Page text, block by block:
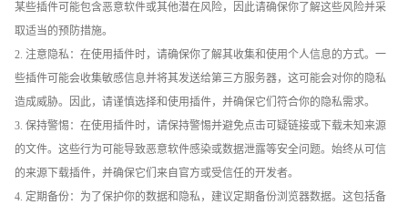
某些插件可能包含恶意软件或其他潜在风险，因此请确保你了解这些风险并采
取适当的预防措施。
2. 注意隐私：在使用插件时，请确保你了解其收集和使用个人信息的方式。一
些插件可能会收集敏感信息并将其发送给第三方服务器，这可能会对你的隐私
造成威胁。因此，请谨慎选择和使用插件，并确保它们符合你的隐私需求。
3. 保持警惕：在使用插件时，请保持警惕并避免点击可疑链接或下载未知来源
的文件。这些行为可能导致恶意软件感染或数据泄露等安全问题。始终从可信
的来源下载插件，并确保它们来自官方或受信任的开发者。
4. 定期备份：为了保护你的数据和隐私，建议定期备份浏览器数据。这包括备